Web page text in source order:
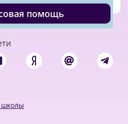
помощь
школы